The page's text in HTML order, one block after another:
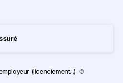
(licenciement...)